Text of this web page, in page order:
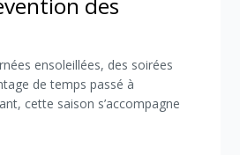
des
ensoleillées, des soirées
de temps passé à
cette saison s’accompagne